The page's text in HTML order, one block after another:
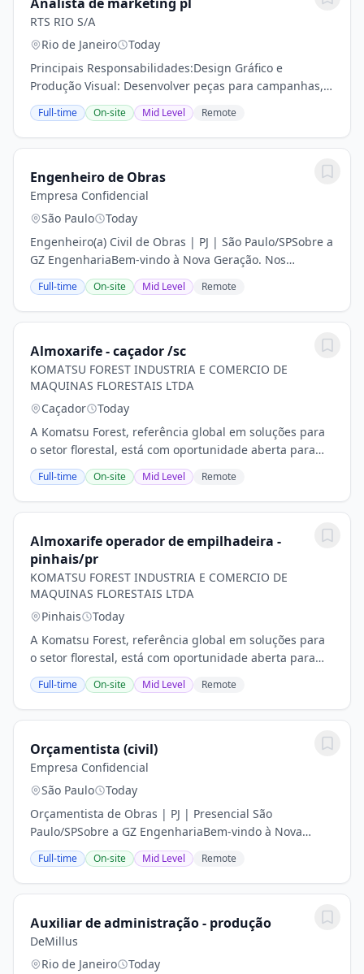
Analista de marketing pl
RTS RIO S/A
Rio de Janeiro
Today
Principais Responsabilidades:Design Gráfico e
Produção Visual: Desenvolver peças para campanhas,
redes sociais, materiais institucionais e intranet, com
domínio avançado do Pacote Adobe (Photoshop,...
Full-time On-site Mid Level Remote
Engenheiro de Obras
Empresa Confidencial
São Paulo
Today
Engenheiro(a) Civil de Obras | PJ | São Paulo/SPSobre a
GZ EngenhariaBem-vindo à Nova Geração. Nos
transformamos para construir o futuro.A GZ
Engenharia é uma construtora e gestora de obras que
atua...
Full-time On-site Mid Level Remote
Almoxarife - caçador /sc
KOMATSU FOREST INDUSTRIA E COMERCIO DE
MAQUINAS FLORESTAIS LTDA
Caçador
Today
A Komatsu Forest, referência global em soluções para
o setor florestal, está com oportunidade aberta para
Almoxarife para atuar na filial de Caçado/SC. Se você
busca crescimento profissional e quer...
Full-time On-site Mid Level Remote
Almoxarife operador de empilhadeira -
pinhais/pr
KOMATSU FOREST INDUSTRIA E COMERCIO DE
MAQUINAS FLORESTAIS LTDA
Pinhais
Today
A Komatsu Forest, referência global em soluções para
o setor florestal, está com oportunidade aberta para
Almoxarife Operador de Empilhadeira para atuar na
Matriz situada em Pinhais/PR. Se você busca...
Full-time On-site Mid Level Remote
Orçamentista (civil)
Empresa Confidencial
São Paulo
Today
Orçamentista de Obras | PJ | Presencial São
Paulo/SPSobre a GZ EngenhariaBem-vindo à Nova
Geração. Nos transformamos para construir o futuro.A
GZ Engenharia é uma construtora e gestora de obras
que...
Full-time On-site Mid Level Remote
Auxiliar de administração - produção
DeMillus
Rio de Janeiro
Today